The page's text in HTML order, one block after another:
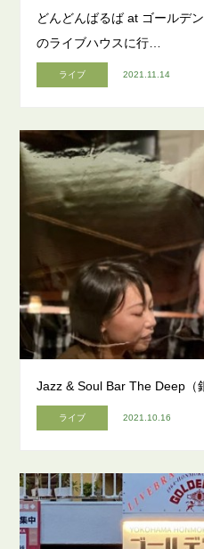
どんどんばるば at ゴールデ
のライブハウスに行…
ライブ 2021.11.14
Jazz & Soul Bar The Deep（
ライブ 2021.10.16